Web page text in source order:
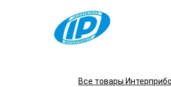
трещиноватости и анизотропии
Оценка степени зрелости бетона
бетонировании. Оценка затухания
Все товары